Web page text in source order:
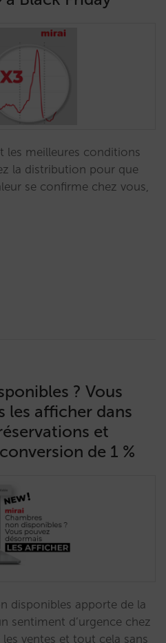
les meilleures conditions
la distribution pour que
se confirme chez vous,
? Vous
les afficher dans
et
de 1 %
disponibles apporte de la
sentiment d’urgence chez
ventes et tout cela sans